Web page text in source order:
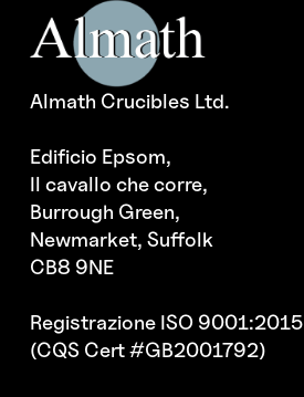
Almath Crucibles Ltd.
Edificio Epsom,
Il cavallo che corre,
Burrough Green,
Newmarket, Suffolk
CB8 9NE
Registrazione ISO 9001:2015
(CQS Cert #GB2001792)